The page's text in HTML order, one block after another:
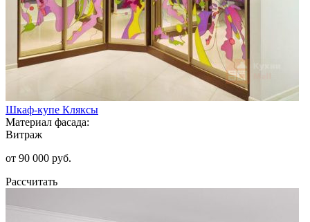
Шкаф-купе Кляксы
Материал фасада:
Витраж
от 90 000 руб.
Рассчитать